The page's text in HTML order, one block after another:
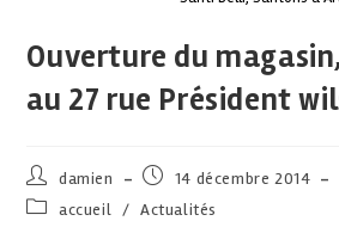
Ouverture du
au 27 rue Président
damien
14 décembre 2014
accueil / Actualités